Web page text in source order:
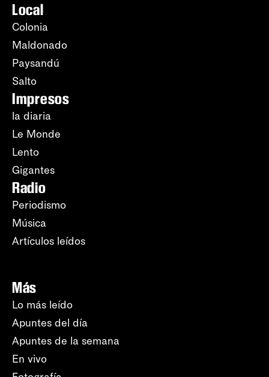
Local
Colonia
Maldonado
Paysandú
Salto
Impresos
la diaria
Le Monde
Lento
Gigantes
Radio
Periodismo
Música
Artículos leídos
Más
Lo más leído
Apuntes del día
Apuntes de la semana
En vivo